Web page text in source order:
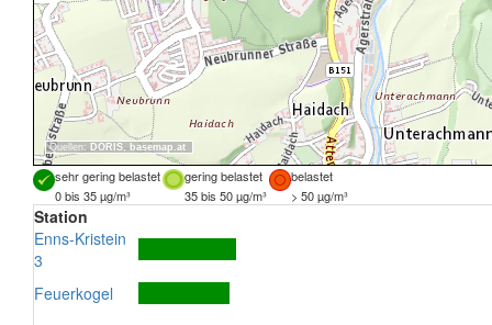
Quellen: DORIS, basemap.at
sehr gering belastet gering belastet
belastet
0 bis 35 µg/m³
35 bis 50 µg/m³ > 50 µg/m³
Station
Enns-Kristein
3
Feuerkogel